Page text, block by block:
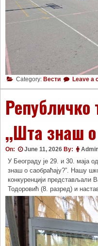
Category: Вести Leave a
,,Шта знаш о
On: June 11, 2026 By:
У Београду је 29. и 30. маја
знаш о саобраћају?”. Нашу
конкуренцији
Тодоровић (8. разред) и